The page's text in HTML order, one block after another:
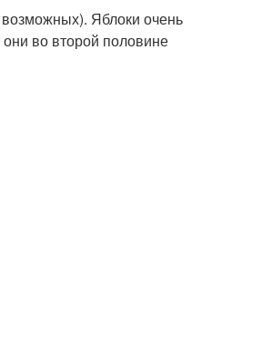
Яблоки очень
во второй половине